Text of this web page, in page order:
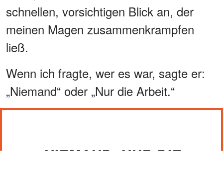
schnellen, vorsichtigen Blick an, der
meinen Magen zusammenkrampfen
ließ.
Wenn ich fragte, wer es war, sagte er:
„Niemand“ oder „Nur die Arbeit.“
NIEMAND. NUR DIE